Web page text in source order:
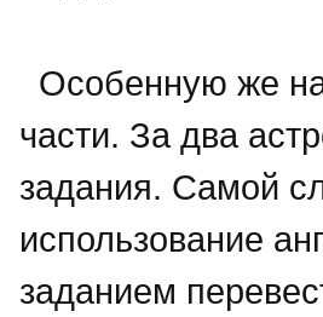
Особенную же
части. За два
задания. Самой
использование
заданием